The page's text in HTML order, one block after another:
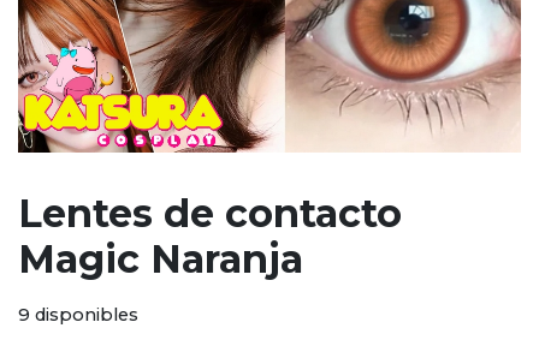
Lentes de contacto
Magic Naranja
9 disponibles